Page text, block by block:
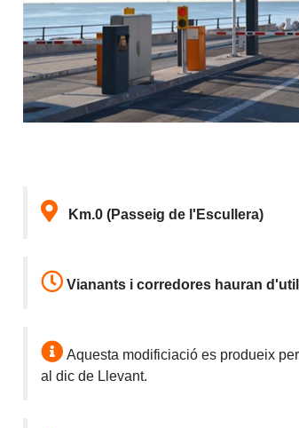
Km.0 (Passeig de l'Escullera)
Vianants i corredores hauran
Aquesta modificiació es produeix
al dic de Llevant.